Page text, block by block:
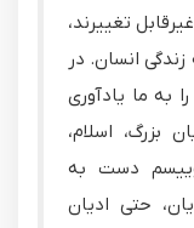
تغییرند،
انسان. در
به ما یادآوری
بزرگ، اسلام،
دست به
حتی ادیان